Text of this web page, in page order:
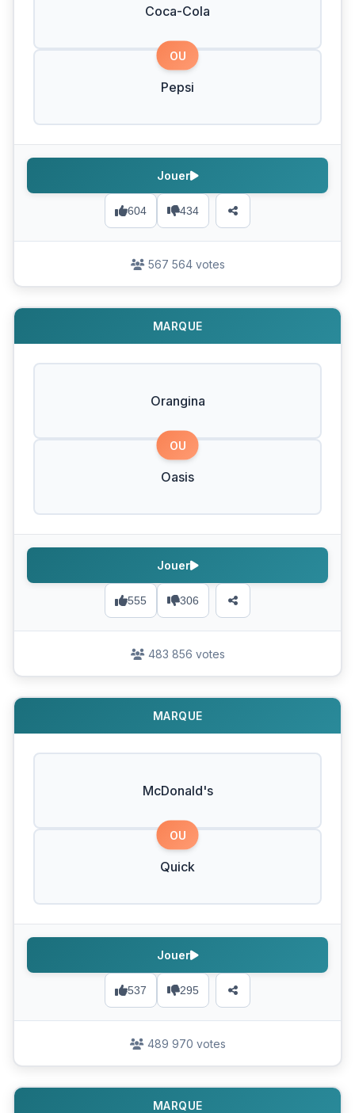
Coca-Cola
OU
Pepsi
604 434
Jouer
567 564 votes
MARQUE
Orangina
OU
Oasis
555 306
Jouer
483 856 votes
MARQUE
McDonald's
OU
Quick
537 295
Jouer
489 970 votes
MARQUE